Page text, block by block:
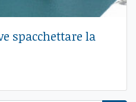
spacchettare la